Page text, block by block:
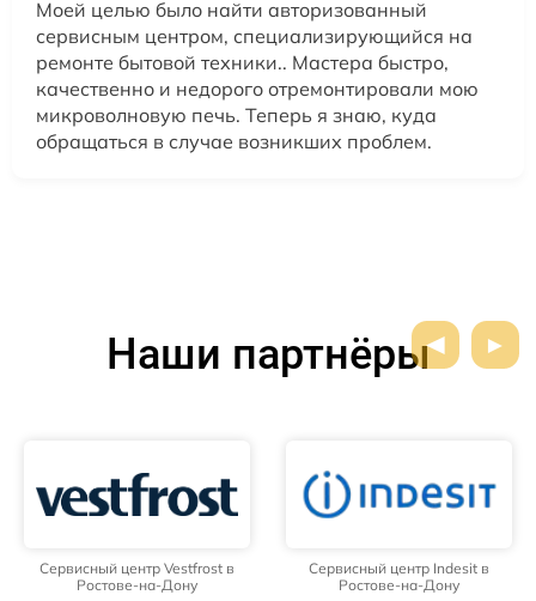
Моей целью было найти авторизованный
сервисным центром, специализирующийся на
ремонте бытовой техники.. Мастера быстро,
качественно и недорого отремонтировали мою
микроволновую печь. Теперь я знаю, куда
обращаться в случае возникших проблем.
Наши партнёры
Сервисный центр Vestfrost в
Ростове-на-Дону
Сервисный центр Indesit в
Ростове-на-Дону